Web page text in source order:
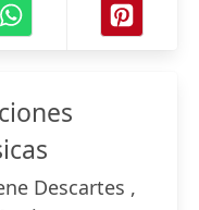
Descartes ,